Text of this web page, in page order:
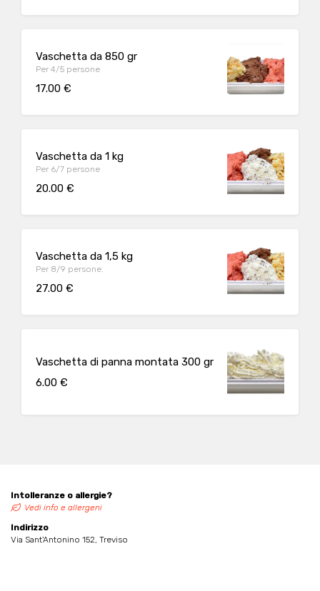
Vaschetta da 850 gr
Per 4/5 persone
17.00 €
Vaschetta da 1 kg
Per 6/7 persone
20.00 €
Vaschetta da 1,5 kg
Per 8/9 persone.
27.00 €
Vaschetta di panna montata 300 gr
6.00 €
Intolleranze o allergie?
Vedi info e allergeni
Indirizzo
Via Sant'Antonino 152, Treviso